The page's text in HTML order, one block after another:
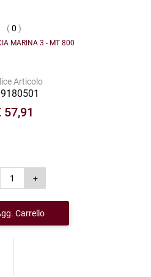
(0 )
MARINA 3 - MT 800
Articolo
57,91
Carrello